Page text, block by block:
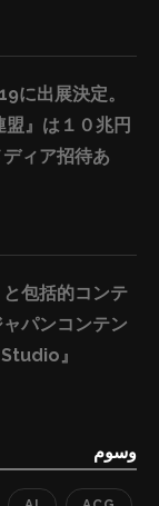
に出展決定。
』は１０兆円
ィア招待あ
包括的コンテ
パンコンテン
』
وسوم